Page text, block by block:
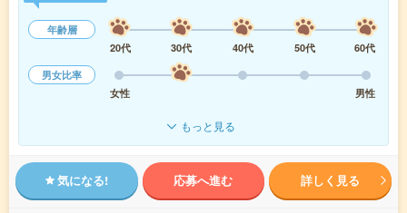
年齢層
20代
30代 40代 50代
60代
男女比率
女性
男性
もっと見る
気になる! 応募へ進む 詳しく見る